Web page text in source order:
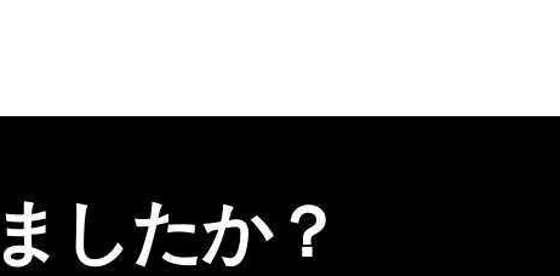
したか？